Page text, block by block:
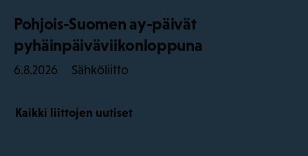
Pohjois-Suomen ay-päivät
pyhäinpäiväviikonloppuna
6.8.2026 Sähköliitto
Kaikki liittojen uutiset